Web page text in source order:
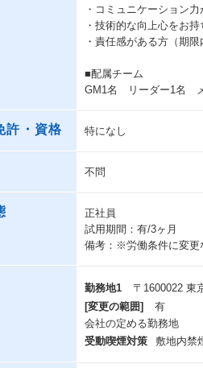
・コミュニケーション
・技術的な向上心をお
・責任感がある方（期
■配属チーム
GM1名 リーダー1名
許・資格 特になし
不問
正社員
試用期間：有/3ヶ月
備考：※労働条件に変更
勤務地1
〒1600022 東
[変更の範囲]
有
会社の定める勤務地
受動喫煙対策
敷地内禁